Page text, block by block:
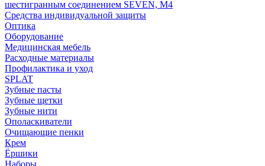
шестигранным соединением SEVEN, М4
Средства индивидуальной защиты
Оптика
Оборудование
Медицинская мебель
Расходные материалы
Профилактика и уход
SPLAT
Зубные пасты
Зубные щетки
Зубные нити
Ополаскиватели
Очищающие пенки
Крем
Ёршики
Наборы